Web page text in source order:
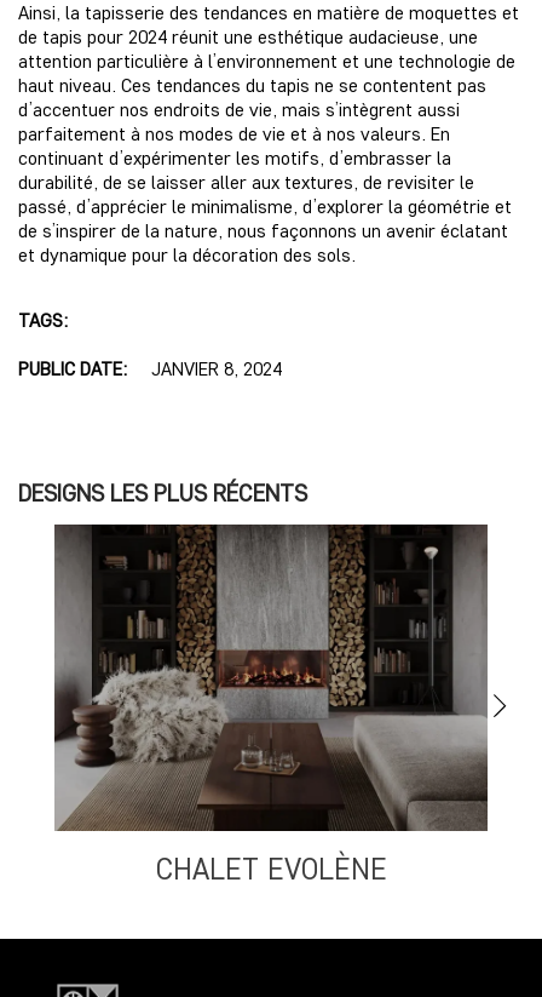
Ainsi, la tapisserie des tendances en matière de moquettes et
de tapis pour 2024 réunit une esthétique audacieuse, une
attention particulière à l’environnement et une technologie de
haut niveau. Ces tendances du tapis ne se contentent pas
d’accentuer nos endroits de vie, mais s’intègrent aussi
parfaitement à nos modes de vie et à nos valeurs. En
continuant d’expérimenter les motifs, d’embrasser la
durabilité, de se laisser aller aux textures, de revisiter le
passé, d’apprécier le minimalisme, d’explorer la géométrie et
de s’inspirer de la nature, nous façonnons un avenir éclatant
et dynamique pour la décoration des sols.
TAGS:
PUBLIC DATE: JANVIER 8, 2024
DESIGNS LES PLUS RÉCENTS
CHALET EVOLÈNE